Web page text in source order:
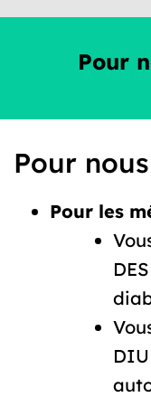
Pour
Pour
Pour les